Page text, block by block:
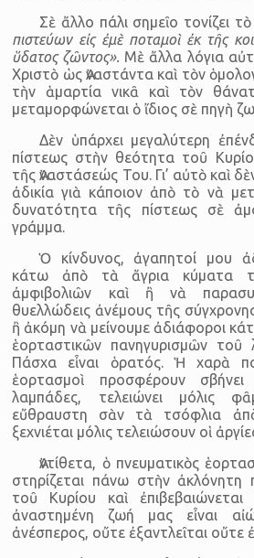
Σὲ ἄλλο πάλι σημεῖο τονίζει
πιστεύων εἰς ἐμὲ ποταμοὶ ἐκ τῆς
ὕδατος ζῶντος». Μὲ ἄλλα λόγια
Χριστὸ ὡς Ἀναστάντα καὶ τὸν
τὴν ἁμαρτία νικᾶ καὶ τὸν
μεταμορφώνεται ὁ ἴδιος σὲ πηγὴ
Δὲν ὑπάρχει μεγαλύτερη
πίστεως στὴν θεότητα τοῦ
τῆς Ἀναστάσεώς Του. Γι’ αὐτὸ καὶ
ἀδικία γιὰ κάποιον ἀπὸ τὸ νὰ
δυνατότητα τῆς πίστεως σὲ
γράμμα.
Ὁ κίνδυνος, ἀγαπητοί μου
κάτω ἀπὸ τὰ ἄγρια κύματα
ἀμφιβολιῶν καὶ ἢ νὰ
θυελλώδεις ἀνέμους τῆς
ἢ ἀκόμη νὰ μείνουμε ἀδιάφοροι
ἑορταστικῶν πανηγυρισμῶν τοῦ
Πάσχα εἶναι ὁρατός. Ἡ χαρὰ
ἑορτασμοὶ προσφέρουν
λαμπάδες, τελειώνει μόλις
εὔθραυστη σὰν τὰ τσόφλια
ξεχνιέται μόλις τελειώσουν οἱ
Ἀντίθετα, ὁ πνευματικὸς
στηρίζεται πάνω στὴν ἀκλόνητη
τοῦ Κυρίου καὶ
ἀναστημένη ζωή μας εἶναι
ἀνέσπερος, οὔτε ἐξαντλεῖται οὔτε